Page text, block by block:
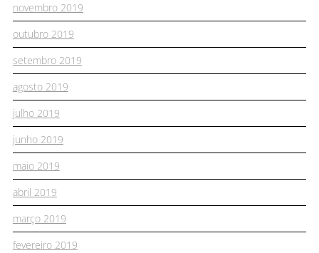
novembro 2019
outubro 2019
setembro 2019
agosto 2019
julho 2019
junho 2019
maio 2019
abril 2019
março 2019
fevereiro 2019